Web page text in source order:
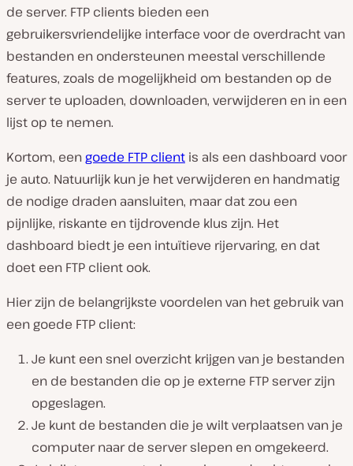
de server. FTP clients bieden een
gebruikersvriendelijke interface voor de overdracht van
bestanden en ondersteunen meestal verschillende
features, zoals de mogelijkheid om bestanden op de
server te uploaden, downloaden, verwijderen en in een
lijst op te nemen.
Kortom, eengoede FTP client is als een dashboard voor
je auto. Natuurlijk kun je het verwijderen en handmatig
de nodige draden aansluiten, maar dat zou een
pijnlijke, riskante en tijdrovende klus zijn. Het
dashboard biedt je een intuïtieve rijervaring, en dat
doet een FTP client ook.
Hier zijn de belangrijkste voordelen van het gebruik van
een goede FTP client:
Je kunt een snel overzicht krijgen van je bestanden
en de bestanden die op je externe FTP server zijn
opgeslagen.
Je kunt de bestanden die je wilt verplaatsen van je
computer naar de server slepen en omgekeerd.